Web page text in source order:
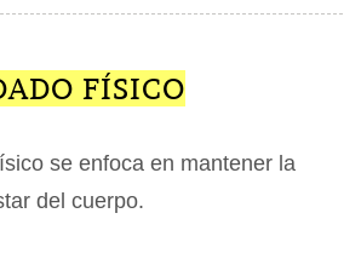
FÍSICO
se enfoca en mantener la
del cuerpo.